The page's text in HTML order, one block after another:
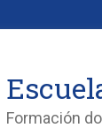
Formación